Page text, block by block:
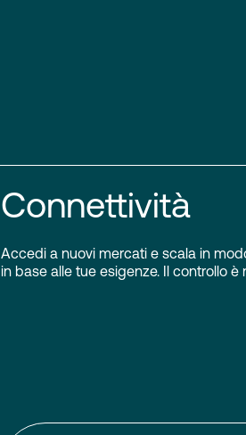
Connettività
Accedi a nuovi mercati e scala in
in base alle tue esigenze. Il controllo è